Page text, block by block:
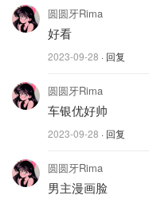
圆圆牙Rima
好看
2023-09-28 · 回复
圆圆牙Rima
车银优好帅
2023-09-28 · 回复
圆圆牙Rima
男主漫画脸